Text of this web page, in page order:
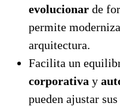
evolucionar de
permite
arquitectura.
Facilita un
corporativa y
pueden ajustar